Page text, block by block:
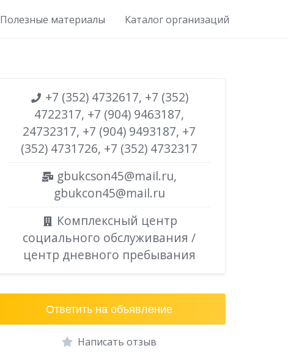
Полезные материалы Каталог организаций
+7 (352) 4732617, +7 (352)
4722317, +7 (904) 9463187,
24732317, +7 (904) 9493187, +7
(352) 4731726, +7 (352) 4732317
gbukcson45@mail.ru,
gbukcon45@mail.ru
Комплексный центр
социального обслуживания /
центр дневного пребывания
Ответить на объявление
Написать отзыв